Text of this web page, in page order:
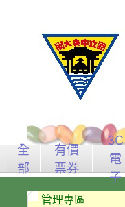
全
部
有價
票券
3C
電
子
管理專區